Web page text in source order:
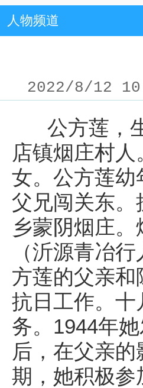
人物频道
2022/8/12
公方莲，生
店镇烟庄村
女。公方莲
父兄闯关东
乡蒙阴烟庄
（沂源青冶
方莲的父亲和
抗日工作。
务。1944年
后，在父亲
期，她积极